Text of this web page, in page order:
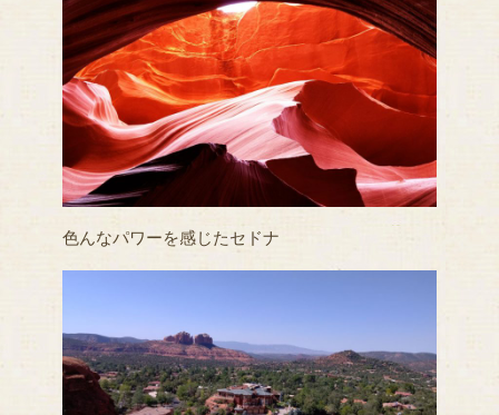
色んなパワーを感じたセドナ